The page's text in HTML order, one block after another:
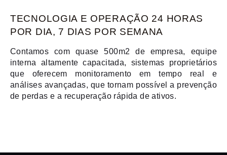
TECNOLOGIA E OPERAÇÃO 24 HORAS
POR DIA, 7 DIAS POR SEMANA
Contamos com quase 500m2 de empresa, equipe
interna altamente capacitada, sistemas proprietários
que oferecem monitoramento em tempo real e
análises avançadas, que tornam possível a prevenção
de perdas e a recuperação rápida de ativos.